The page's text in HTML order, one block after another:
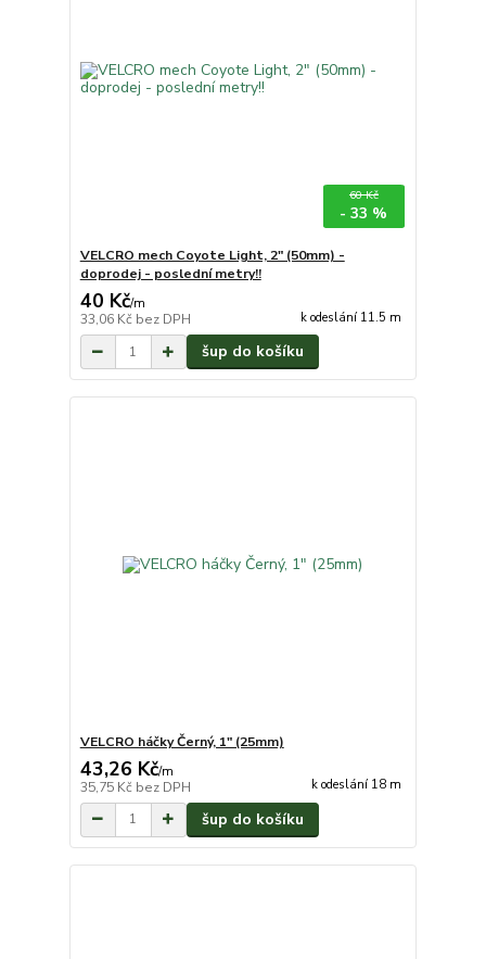
60 Kč
- 33 %
VELCRO mech Coyote Light, 2" (50mm) -
doprodej - poslední metry!!
40 Kč/m
33,06 Kč bez DPH k odeslání 11.5 m
šup do košíku
VELCRO háčky Černý, 1" (25mm)
43,26 Kč/m
35,75 Kč bez DPH k odeslání 18 m
šup do košíku